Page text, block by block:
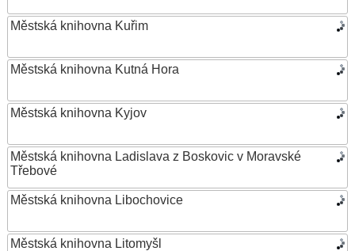
Městská knihovna Kuřim
Městská knihovna Kutná Hora
Městská knihovna Kyjov
Městská knihovna Ladislava z Boskovic v Moravské
Třebové
Městská knihovna Libochovice
Městská knihovna Litomyšl